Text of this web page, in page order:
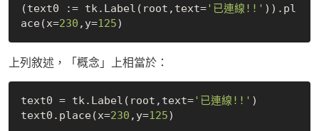
(text0 := tk.Label(root,text='已連線!!' )).pl
ace(x=230 ,y=125
上列敘述，「概念」上相當於：
text0 = tk.Label(root,text='已連線!!' )
text0.place(x=230 ,y=125